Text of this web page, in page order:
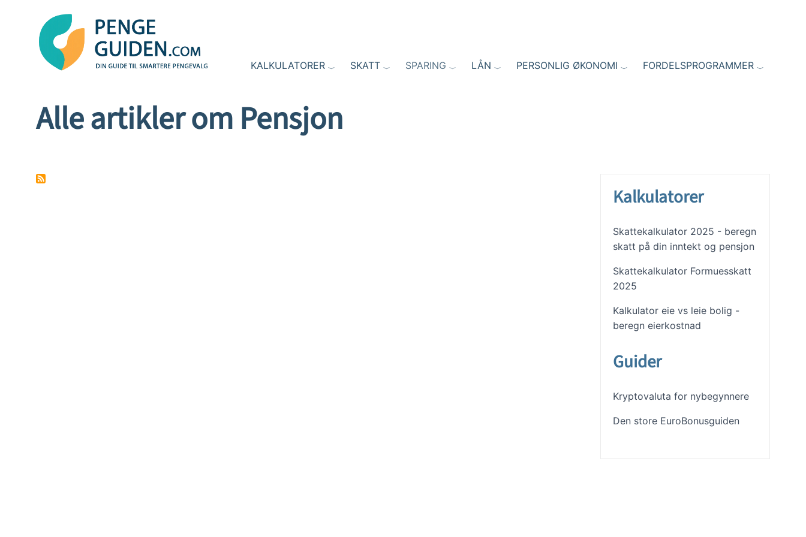
KALKULATORER SKATT SPARING LÅN PERSONLIG ØKONOMI FORDELSPROGRAMMER
Alle artikler om Pensjon
Kalkulatorer
Skattekalkulator 2025 - beregn
skatt på din inntekt og pensjon
Skattekalkulator Formuesskatt
2025
Kalkulator eie vs leie bolig -
beregn eierkostnad
Guider
Kryptovaluta for nybegynnere
Den store EuroBonusguiden